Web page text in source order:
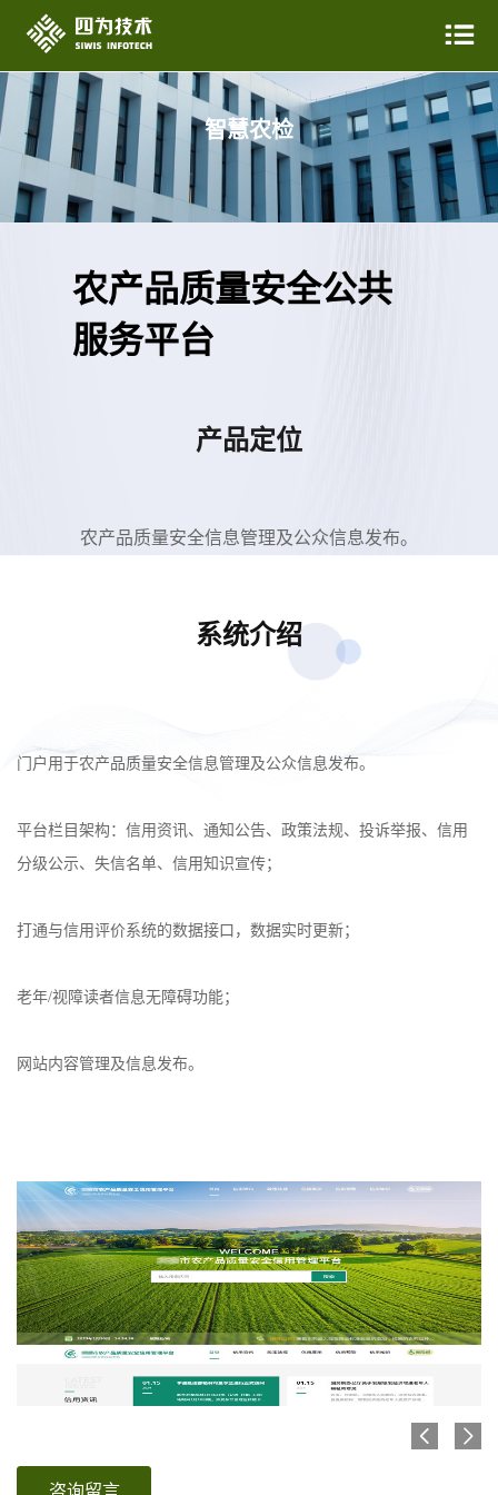
智慧农检
农产品质量安全公共
服务平台
产品定位
农产品质量安全信息管理及公众信息发布。
系统介绍
门户用于农产品质量安全信息管理及公众信息发布。
平台栏目架构：信用资讯、通知公告、政策法规、投诉举报、信用
分级公示、失信名单、信用知识宣传；
打通与信用评价系统的数据接口，数据实时更新；
老年/视障读者信息无障碍功能；
网站内容管理及信息发布。
咨询留言